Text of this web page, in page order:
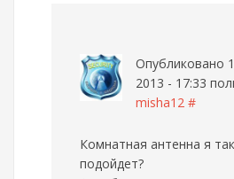
Опубликовано
2013 - 17:33
misha12 #
Комнатная антенна я
подойдет?